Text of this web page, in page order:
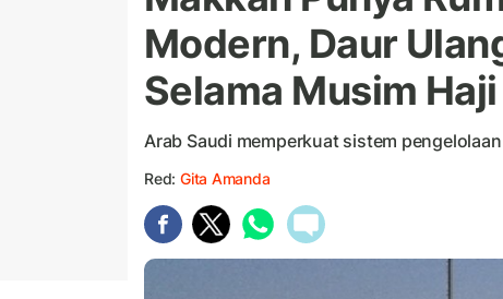
Modern, Daur
Selama Musim Haji
Arab Saudi memperkuat sistem
Red: Gita Amanda